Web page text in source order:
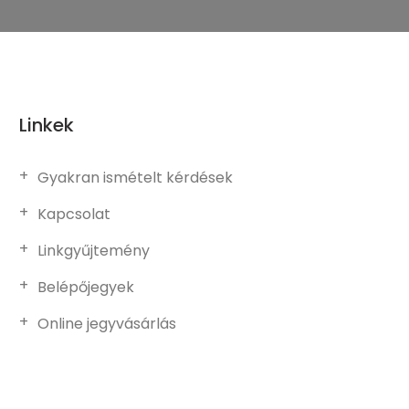
Linkek
Gyakran ismételt kérdések
Kapcsolat
Linkgyűjtemény
Belépőjegyek
Online jegyvásárlás